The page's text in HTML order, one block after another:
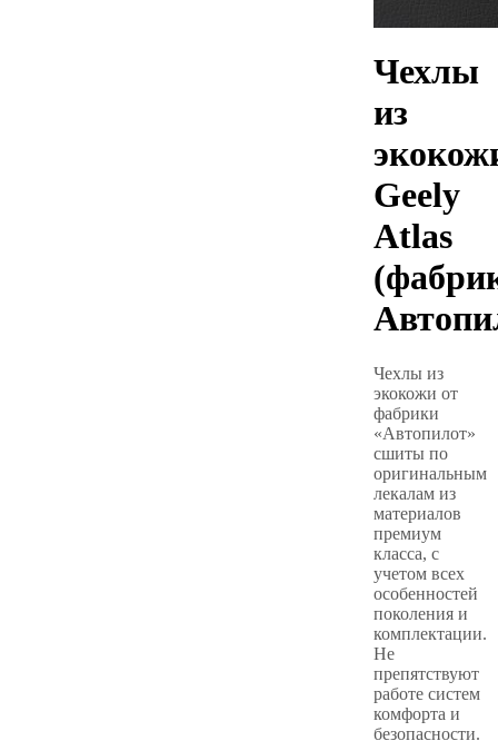
Чехлы
из
Geely
Atlas
Чехлы из
экокожи от
фабрики
«Автопилот»
сшиты по
оригинальным
лекалам из
материалов
премиум
класса, с
учетом всех
особенностей
поколения и
комплектации.
Не
препятствуют
работе систем
комфорта и
безопасности.